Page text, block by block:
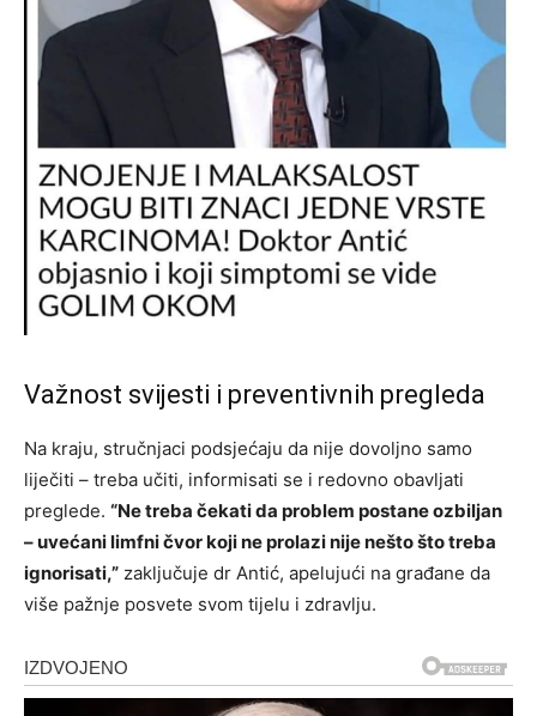
Važnost svijesti i preventivnih pregleda
Na kraju, stručnjaci podsjećaju da nije dovoljno samo
liječiti – treba učiti, informisati se i redovno obavljati
preglede. “Ne treba čekati da problem postane ozbiljan
– uvećani limfni čvor koji ne prolazi nije nešto što treba
ignorisati,” zaključuje dr Antić, apelujući na građane da
više pažnje posvete svom tijelu i zdravlju.